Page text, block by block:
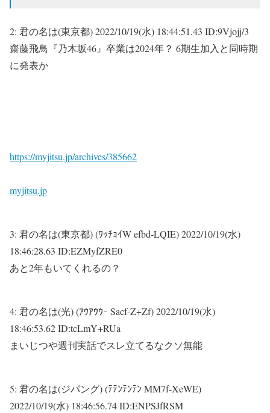
2: 君の名は(東京都)2022/10/19(水) 18:44:51.43 ID:9Vjojj/3
齋藤飛鳥『乃木坂46』卒業は2024年？ 6期生加入と同時期
に発表か
https://myjitsu.jp/archives/385662
myjitsu.jp
3: 君の名は(東京都) (ﾜｯﾁｮｲW efbd-LQIE)2022/10/19(水)
18:46:28.63 ID:EZMyfZRE0
あと2年もいてくれるの？
4: 君の名は(光) (ｱｳｱｳｳｰ Sacf-Z+Zf)2022/10/19(水)
18:46:53.62 ID:tcLmY+RUa
まいじつや週刊実話でスレ立てるなクソ無能
5: 君の名は(ジパング) (ﾃﾃﾝﾃﾝﾃﾝ MM7f-XeWE)
2022/10/19(水) 18:46:56.74 ID:ENPSJfRSM